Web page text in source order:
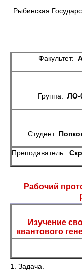
Рыбинская
Факультет:
Группа: ЛО-
Студент:
Преподаватель:
Рабочий
Изучение
квантового
1. Задача.